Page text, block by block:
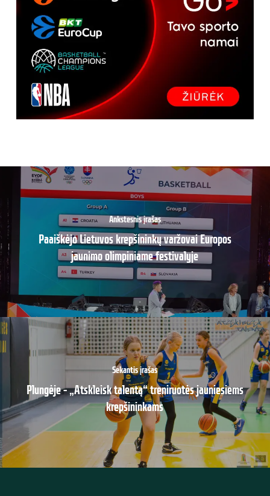
Ankstesnis įrašas
Paaiškėjo Lietuvos krepšininkų varžovai Europos
jaunimo olimpiniame festivalyje
Sekantis įrašas
Plungėje – „Atskleisk talentą“ treniruotės jauniesiems
krepšininkams